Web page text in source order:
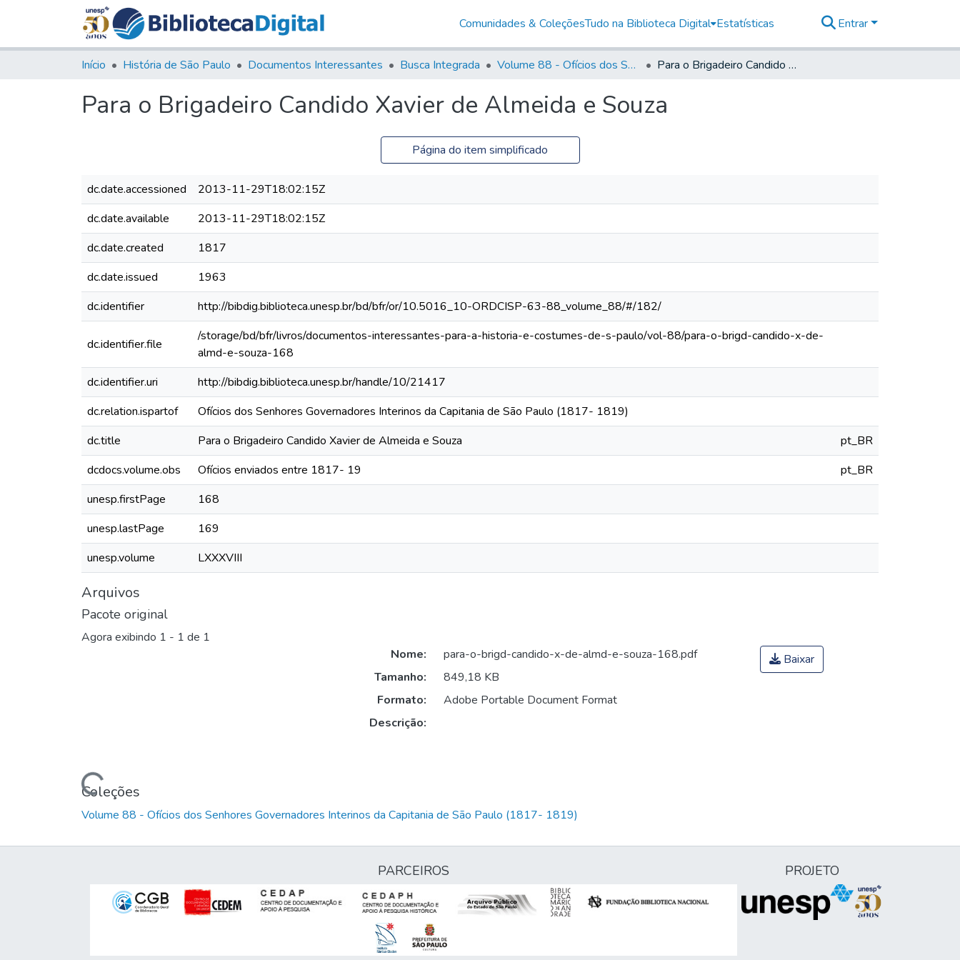
Comunidades & ColeçõesTudo na Biblioteca Digital Estatísticas Entrar
Início História de São Paulo Documentos Interessantes Busca Integrada Volume 88 - Ofícios dos Senhores Governadores Interinos da Capitania de São Paulo (1817- 1819) Para o Brigadeiro Candido Xavier de Almeida e Souza
Para o Brigadeiro Candido Xavier de Almeida e Souza
Página do item simplificado
dc.date.accessioned
2013-11-29T18:02:15Z
dc.date.available
2013-11-29T18:02:15Z
dc.date.created
1817
dc.date.issued
1963
dc.identifier
http://bibdig.biblioteca.unesp.br/bd/bfr/or/10.5016_10-ORDCISP-63-88_volume_88/#/182/
dc.identifier.file
/storage/bd/bfr/livros/documentos-interessantes-para-a-historia-e-costumes-de-s-paulo/vol-88/para-o-brigd-candido-x-de-
almd-e-souza-168
dc.identifier.uri
http://bibdig.biblioteca.unesp.br/handle/10/21417
dc.relation.ispartof
Ofícios dos Senhores Governadores Interinos da Capitania de São Paulo (1817- 1819)
dc.title
Para o Brigadeiro Candido Xavier de Almeida e Souza
pt_BR
dcdocs.volume.obs
Ofícios enviados entre 1817- 19
pt_BR
unesp.firstPage
168
unesp.lastPage
169
unesp.volume
LXXXVIII
Arquivos
Pacote original
Agora exibindo 1 - 1 de 1
Carregando...
Nome:
para-o-brigd-candido-x-de-almd-e-souza-168.pdf
Tamanho:
849,18 KB
Formato:
Adobe Portable Document Format
Descrição:
Baixar
Coleções
Volume 88 - Ofícios dos Senhores Governadores Interinos da Capitania de São Paulo (1817- 1819)
PARCEIROS PROJETO